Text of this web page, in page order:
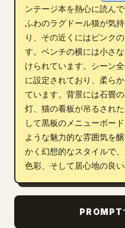
ンテージ本を熱心に読ん
ふわのラグドール猫が気
り、その近くにはピンク
す。ベンチの横には小さ
けられています。シーン
に設定されており、柔ら
ています。背景には石畳
灯、猫の看板が吊るされ
して黒板のメニューボー
ような魅力的な雰囲気を
かく幻想的なスタイルで
色彩、そして居心地の良
PROMPT